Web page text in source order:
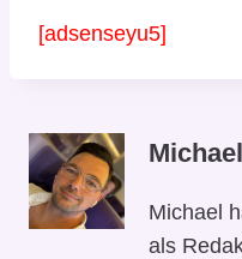
[adsenseyu5]
Michael
als